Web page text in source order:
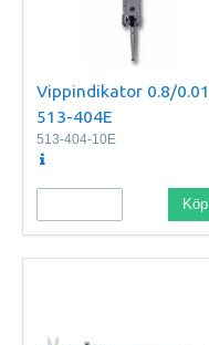
Vippindikator 0.8/0.01
513-404E
513-404-10E
Köp